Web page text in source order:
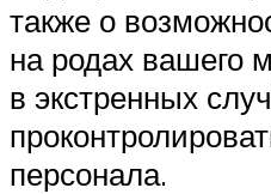
также о
на родах вашего
в экстренных
персонала.